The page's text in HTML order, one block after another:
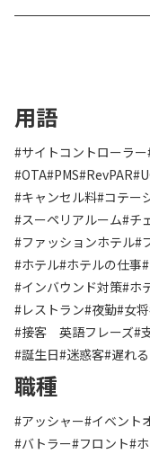
用語
#サイトコントローラー
#OTA#PMS#RevPAR
#キャンセル料#コテー
#スーペリアルーム#チ
#ファッションホテル#
#ホテル#ホテルの仕事
#インバウンド対策#ホ
#レストラン#夜勤#女将
#接客 英語フレーズ#
#誕生日#迷惑客#遅れる
職種
#アッシャー#イベント
#バトラー#フロント#